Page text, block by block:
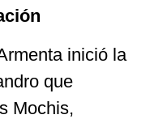
inició la
que
Mochis,